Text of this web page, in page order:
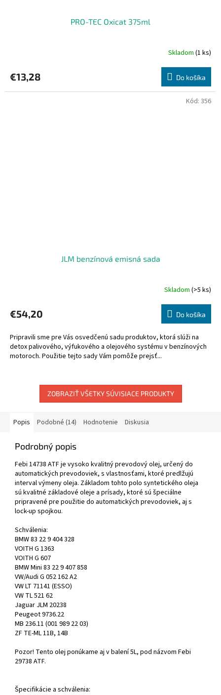
PRO-TEC Oxicat 375ml
Skladom (1 ks)
€13,28 Do košíka
JLM benzínová emisná sada
Skladom (>5 ks)
€54,20 Do košíka
Pripravili sme pre Vás osvedčenú sadu produktov, ktorá slúži na
detox palivového, výfukového a olejového systému v benzínových
motoroch. Použitie tejto sady Vám pomôže prejsť...
Kód: 356
ZOBRAZIŤ VŠETKY SÚVISIACE PRODUKTY
Popis Podobné (14) Hodnotenie Diskusia
Podrobný popis
Febi 14738 ATF je vysoko kvalitný prevodový olej, určený do
automatických prevodoviek, s vlastnosťami, ktoré predlžujú
interval výmeny oleja. Základom tohto polo syntetického oleja
sú kvalitné základové oleje a prísady, ktoré sú špeciálne
pripravené pre použitie do automatických prevodoviek, aj s
lock-up spojkou.
Schválenia:
BMW 83 22 9 404 328
VOITH G 1363
VOITH G 607
BMW Mini 83 22 9 407 858
VW/Audi G 052 162 A2
VW LT 71141 (ESSO)
VW TL 521 62
Jaguar JLM 20238
Peugeot 9736.22
MB 236.11 (001 989 22 03)
ZF TE-ML 11B, 14B
Pozor! Tento olej ponúkame aj v balení 5L, pod názvom Febi
29738 ATF.
Špecifikácie a schválenia: